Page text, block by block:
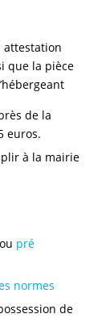
attestation
que la pièce
de la
euros.
à la mairie
pré
normes
de